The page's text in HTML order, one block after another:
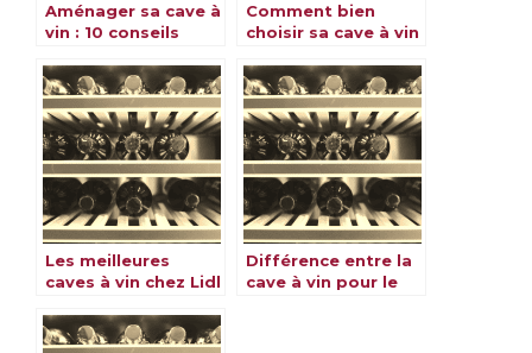
Aménager sa cave à
vin : 10 conseils
Comment bien
choisir sa cave à vin
bouteilles
Les meilleures
caves à vin chez Lidl
Différence entre la
cave à vin pour le